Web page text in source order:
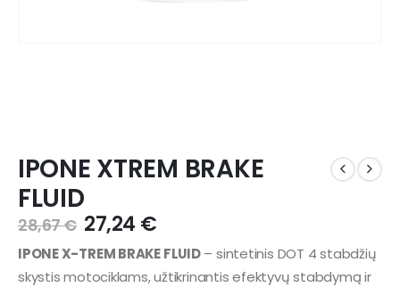
IPONE XTREM BRAKE
FLUID
28,67€ 27,24 €
IPONE X-TREM BRAKE FLUID– sintetinis DOT 4 stabdžių
skystis motociklams, užtikrinantis efektyvų stabdymą ir